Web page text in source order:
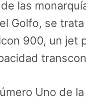
las
Golfo, se
900, un jet
Uno de